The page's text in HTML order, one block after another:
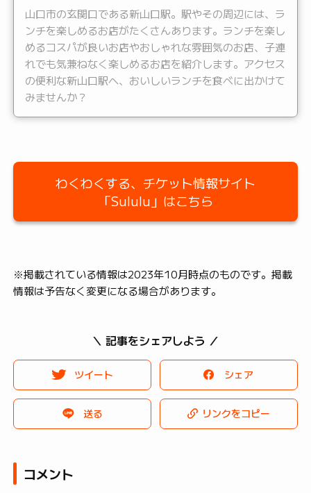
山口市の玄関口である新山口駅。駅やその周辺には、ラ
ンチを楽しめるお店がたくさんあります。ランチを楽し
めるコスパが良いお店やおしゃれな雰囲気のお店、子連
れでも気兼ねなく楽しめるお店を紹介します。アクセス
の便利な新山口駅へ、おいしいランチを食べに出かけて
みませんか？
わくわくする、チケット情報サイト
「Sululu」はこちら
※掲載されている情報は2023年10月時点のものです。掲載
情報は予告なく変更になる場合があります。
＼ 記事をシェアしよう ／
ツイート シェア
送る リンクをコピー
コメント